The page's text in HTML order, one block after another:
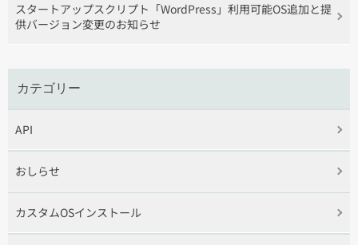
スタートアップスクリプト「WordPress」利用可能OS追加と提
供バージョン変更のお知らせ
カテゴリー
API
おしらせ
カスタムOSインストール